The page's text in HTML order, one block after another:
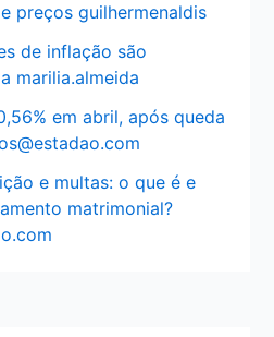
preços guilhermenaldis
de inflação são
marilia.almeida
em abril, após queda
e multas: o que é e
matrimonial?